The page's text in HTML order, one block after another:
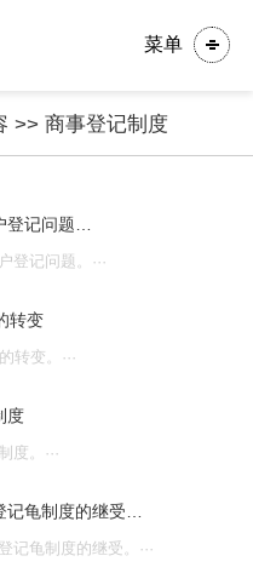
菜单
>> 商事登记制度
登记问题…
登记问题。···
转变
转变。···
度
度。···
记龟制度的继受…
记龟制度的继受。···